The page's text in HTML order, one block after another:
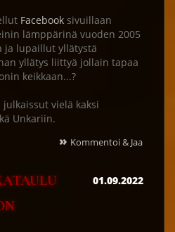
Facebook sivuillaan
lämppärinä vuoden 2005
ja lupaillut yllätystä
yllätys liittyä jollain tapaa
keikkaan...?
julkaissut vielä kaksi
Unkariin.
» Kommentoi & Jaa
01.09.2022